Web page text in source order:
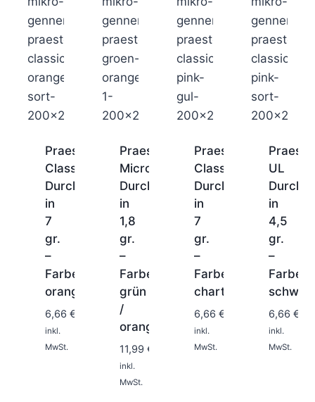
Praesten
Classic
Durchlaufblinker
in
7
gr.
–
Farbe:
orange/schwarz
6,66 €
inkl.
MwSt.
1-
2
Tage
Praesten
Micro
Durchlaufblinker
in
1,8
gr.
–
Farbe:
grün
/
orange
11,99 €
inkl.
MwSt.
1-
2
Tage
Praesten
Classic
Durchlaufblinker
in
7
gr.
–
Farbe:
chartreuse/pink
6,66 €
inkl.
MwSt.
1-
2
Tage
UL
in
4,5
gr.
–
Farbe:
6,66 €
inkl.
MwSt.
1-
2
Tage